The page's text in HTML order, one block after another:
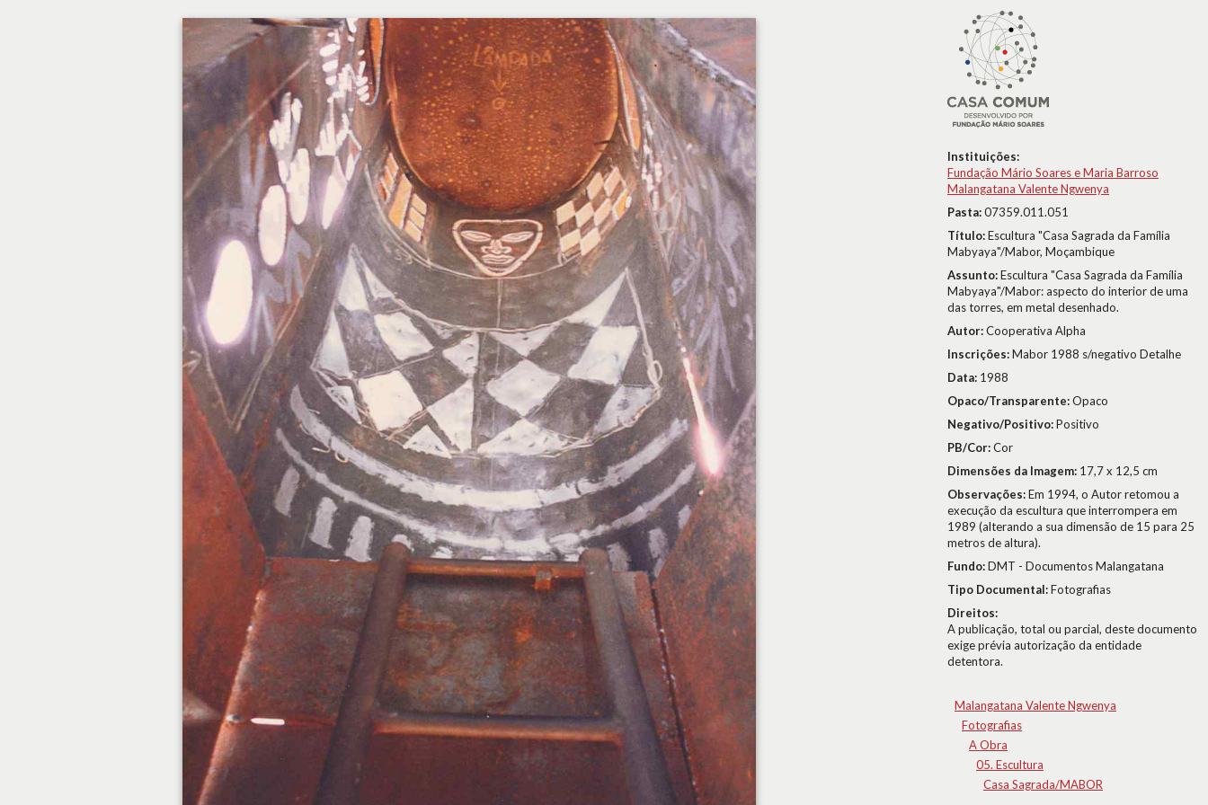
Instituições:
Fundação Mário Soares e Maria Barroso
Malangatana Valente Ngwenya
Pasta:07359.011.051
Título:Escultura "Casa Sagrada da Família
Mabyaya"/Mabor, Moçambique
Assunto:Escultura "Casa Sagrada da Família
Mabyaya"/Mabor: aspecto do interior de uma
das torres, em metal desenhado.
Autor:Cooperativa Alpha
Inscrições:Mabor 1988 s/negativo Detalhe
Data: 1988
Opaco/Transparente:Opaco
Negativo/Positivo:Positivo
PB/Cor:Cor
Dimensões da Imagem: 17,7 x 12,5 cm
Observações:Em 1994, o Autor retomou a
execução da escultura que interrompera em
1989 (alterando a sua dimensão de 15 para 25
metros de altura).
Fundo:DMT - Documentos Malangatana
Tipo Documental:Fotografias
Direitos:
A publicação, total ou parcial, deste documento
exige prévia autorização da entidade
detentora.
Malangatana Valente Ngwenya
Fotografias
A Obra
05. Escultura
Casa Sagrada/MABOR